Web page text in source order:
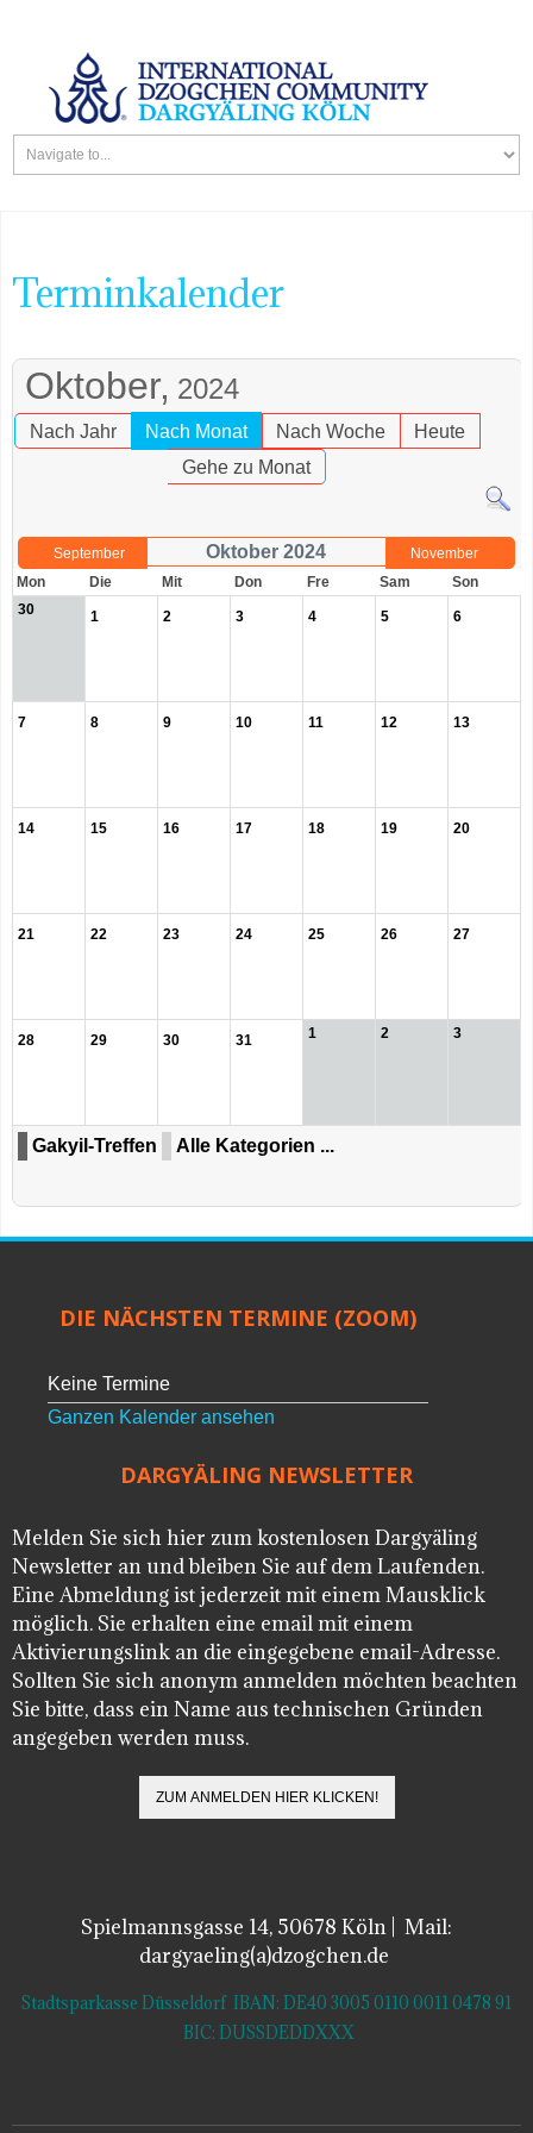
Terminkalender
Oktober, 2024
Nach Jahr Nach Monat Nach Woche
Heute
Gehe zu Monat
September Oktober 2024
November
Mon
Die Mit Don Fre Sam
Son
30
1 2 3 4 5 6
7 8 9 10 11 12 13
14 15 16 17 18 19 20
21 22 23 24 25 26 27
28 29 30 31 1 2 3
Gakyil-Treffen Alle Kategorien ...
DIE NÄCHSTEN TERMINE (ZOOM)
Keine Termine
Ganzen Kalender ansehen
DARGYÄLING NEWSLETTER
Melden Sie sich hier zum kostenlosen Dargyäling
Newsletter an und bleiben Sie auf dem Laufenden.
Eine Abmeldung ist jederzeit mit einem Mausklick
möglich. Sie erhalten eine email mit einem
Aktivierungslink an die eingegebene email-Adresse.
Sollten Sie sich anonym anmelden möchten beachten
Sie bitte, dass ein Name aus technischen Gründen
angegeben werden muss.
Spielmannsgasse 14, 50678 Köln | Mail:
dargyaeling(a)dzogchen.de
Stadtsparkasse Düsseldorf IBAN: DE40 3005 0110 0011 0478 91
BIC: DUSSDEDDXXX